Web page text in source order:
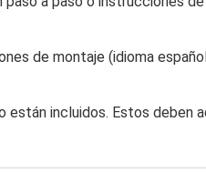
de montaje (idioma
están incluidos. Estos deben